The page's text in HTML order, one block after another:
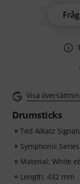
Visa
Drumsticks
Ted Atkatz
Symphonic Series
Material: White
Length: 432 mm